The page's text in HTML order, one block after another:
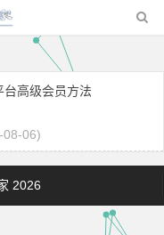
台高级会员方法
08-06)
2026